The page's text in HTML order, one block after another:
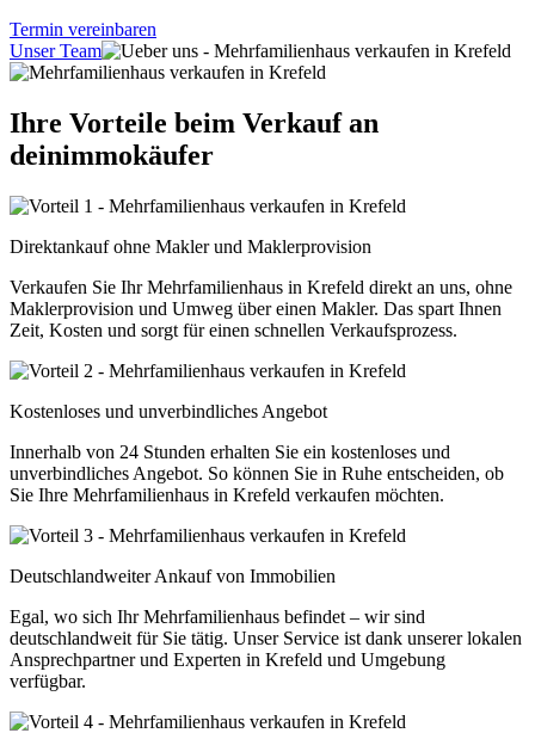
Termin vereinbaren
Unser Team
Ihre Vorteile beim Verkauf an
deinimmokäufer
Direktankauf ohne Makler und Maklerprovision
Verkaufen Sie Ihr Mehrfamilienhaus in Krefeld direkt an uns, ohne
Maklerprovision und Umweg über einen Makler. Das spart Ihnen
Zeit, Kosten und sorgt für einen schnellen Verkaufsprozess.
Kostenloses und unverbindliches Angebot
Innerhalb von 24 Stunden erhalten Sie ein kostenloses und
unverbindliches Angebot. So können Sie in Ruhe entscheiden, ob
Sie Ihre Mehrfamilienhaus in Krefeld verkaufen möchten.
Deutschlandweiter Ankauf von Immobilien
Egal, wo sich Ihr Mehrfamilienhaus befindet – wir sind
deutschlandweit für Sie tätig. Unser Service ist dank unserer lokalen
Ansprechpartner und Experten in Krefeld und Umgebung
verfügbar.